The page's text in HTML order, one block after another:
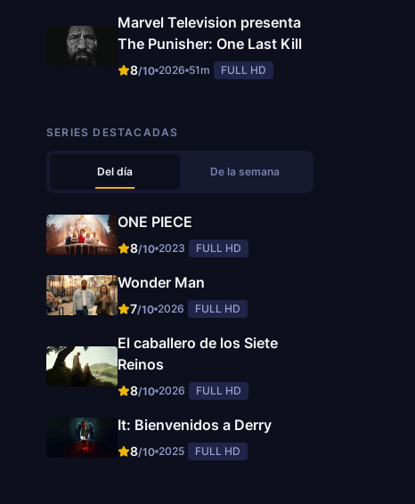
Marvel Television presenta
The Punisher: One Last Kill
8/10 2026 51m FULL HD
SERIES DESTACADAS
Del día De la semana
ONE PIECE
8/10 2023 FULL HD
Wonder Man
7/10 2026 FULL HD
El caballero de los Siete
Reinos
8/10 2026 FULL HD
It: Bienvenidos a Derry
8/10 2025 FULL HD